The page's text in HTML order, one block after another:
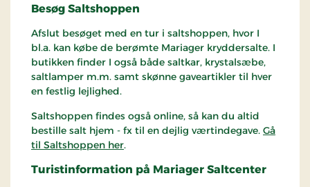
Besøg Saltshoppen
Afslut besøget med en tur i saltshoppen, hvor I
bl.a. kan købe de berømte Mariager kryddersalte. I
butikken finder I også både saltkar, krystalsæbe,
saltlamper m.m. samt skønne gaveartikler til hver
en festlig lejlighed.
Saltshoppen findes også online, så kan du altid
bestille salt hjem - fx til en dejlig værtindegave. Gå
til Saltshoppen her.
Turistinformation på Mariager Saltcenter